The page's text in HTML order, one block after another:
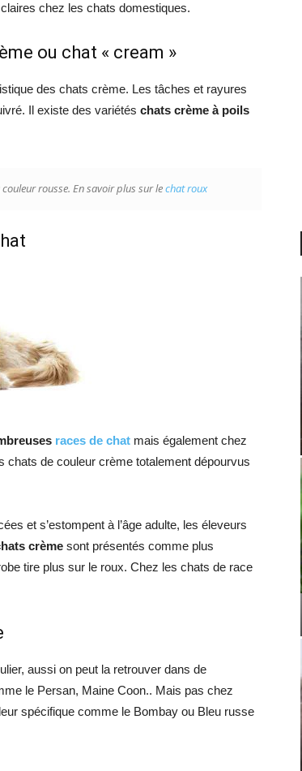
chez les chats domestiques.
ou chat « cream »
des chats crème. Les tâches et rayures
Il existe des variétés chats crème à poils
rousse. En savoir plus sur lechat roux
races de chat mais également chez
chats de couleur crème totalement dépourvus
et s’estompent à l’âge adulte, les éleveurs
crème sont présentés comme plus
tire plus sur le roux. Chez les chats de race
aussi on peut la retrouver dans de
le Persan, Maine Coon.. Mais pas chez
spécifique comme le Bombay ou Bleu russe